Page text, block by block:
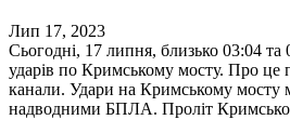
Лип 17, 2023
Сьогодні, 17 липня, близько 03:04 та
ударів по Кримському мосту. Про це
канали. Удари на Кримському мосту
надводними БПЛА. Проліт